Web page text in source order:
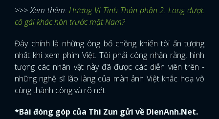
>>> Xem thêm:Hương Vị Tình Thân phần 2: Long được
cô gái khác hôn trước mặt Nam?
Đây chính là những ông bố chồng khiến tôi ấn tượng
nhất khi xem phim Việt. Tôi phải công nhận rằng, hình
tượng các nhân vật này đã được các diễn viên trên -
những nghệ sĩ lão làng của màn ảnh Việt khắc hoạ vô
cùng thành công và rõ nét.
*Bài đóng góp của Thi Zun gửi về DienAnh.Net.